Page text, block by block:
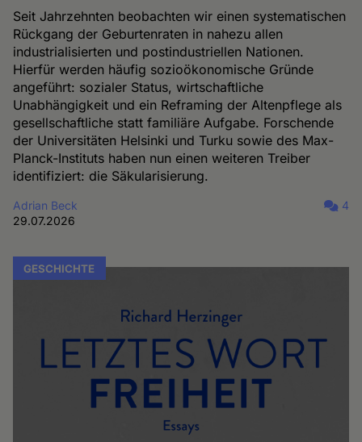
Seit Jahrzehnten beobachten wir einen systematischen
Rückgang der Geburtenraten in nahezu allen
industrialisierten und postindustriellen Nationen.
Hierfür werden häufig sozioökonomische Gründe
angeführt: sozialer Status, wirtschaftliche
Unabhängigkeit und ein Reframing der Altenpflege als
gesellschaftliche statt familiäre Aufgabe. Forschende
der Universitäten Helsinki und Turku sowie des Max-
Planck-Instituts haben nun einen weiteren Treiber
identifiziert: die Säkularisierung.
Adrian Beck
29.07.2026
4
GESCHICHTE